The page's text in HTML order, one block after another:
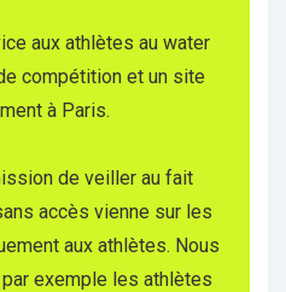
aux athlètes au water
compétition et un site
à Paris.
de veiller au fait
accès vienne sur les
aux athlètes. Nous
exemple les athlètes